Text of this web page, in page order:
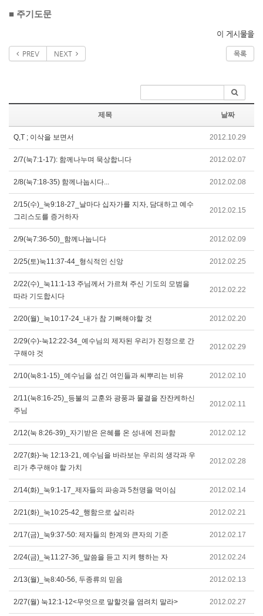
■ 주기도문
이 게시물을
PREV NEXT 목록
제목 날짜
Q,T ; 이삭을 보면서 2012.10.29
2/7(눅7:1-17): 함께나누며 묵상합니다 2012.02.07
2/8(눅7:18-35) 함께나눕시다... 2012.02.08
2/15(수)_눅9:18-27_날마다 십자가를 지자, 담대하고 예수
그리스도를 증거하자
2012.02.15
2/9(눅7:36-50)_함께나눕니다 2012.02.09
2/25(토)눅11:37-44_형식적인 신앙 2012.02.25
2/22(수)_눅11:1-13 주님께서 가르쳐 주신 기도의 모범을
따라 기도합시다
2012.02.22
2/20(월)_눅10:17-24_내가 참 기뻐해야할 것 2012.02.20
2/29(수)-눅12:22-34_예수님의 제자된 우리가 진정으로 간
구해야 것
2012.02.29
2/10(눅8:1-15)_예수님을 섬긴 여인들과 씨뿌리는 비유 2012.02.10
2/11(눅8:16-25)_등불의 교훈와 광풍과 물결을 잔잔케하신
주님
2012.02.11
2/12(눅 8:26-39)_자기받은 은혜를 온 성내에 전파함 2012.02.12
2/27(화)-눅 12:13-21, 예수님을 바라보는 우리의 생각과 우
리가 추구해야 할 가치
2012.02.28
2/14(화)_눅9:1-17_제자들의 파송과 5천명을 먹이심 2012.02.14
2/21(화)_눅10:25-42_행함으로 살리라 2012.02.21
2/17(금)_눅9:37-50: 제자들의 한계와 큰자의 기준 2012.02.17
2/24(금)_눅11:27-36_말씀을 듣고 지켜 행하는 자 2012.02.24
2/13(월)_눅8:40-56, 두종류의 믿음 2012.02.13
2/27(월) 눅12:1-12<무엇으로 말할것을 염려치 말라> 2012.02.27